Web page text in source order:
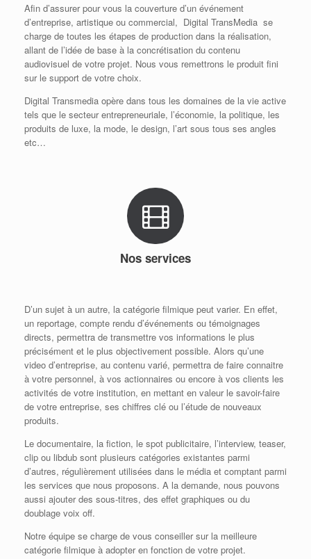
Afin d’assurer pour vous la couverture d’un événement
d’entreprise, artistique ou commercial, Digital TransMedia se
charge de toutes les étapes de production dans la réalisation,
allant de l’idée de base à la concrétisation du contenu
audiovisuel de votre projet. Nous vous remettrons le produit fini
sur le support de votre choix.
Digital Transmedia opère dans tous les domaines de la vie active
tels que le secteur entrepreneuriale, l’économie, la politique, les
produits de luxe, la mode, le design, l’art sous tous ses angles
etc…
Nos services
D’un sujet à un autre, la catégorie filmique peut varier. En effet,
un reportage, compte rendu d’événements ou témoignages
directs, permettra de transmettre vos informations le plus
précisément et le plus objectivement possible. Alors qu’une
video d’entreprise, au contenu varié, permettra de faire connaitre
à votre personnel, à vos actionnaires ou encore à vos clients les
activités de votre institution, en mettant en valeur le savoir-faire
de votre entreprise, ses chiffres clé ou l’étude de nouveaux
produits.
Le documentaire, la fiction, le spot publicitaire, l’interview, teaser,
clip ou libdub sont plusieurs catégories existantes parmi
d’autres, régulièrement utilisées dans le média et comptant parmi
les services que nous proposons. A la demande, nous pouvons
aussi ajouter des sous-titres, des effet graphiques ou du
doublage voix off.
Notre équipe se charge de vous conseiller sur la meilleure
catégorie filmique à adopter en fonction de votre projet.